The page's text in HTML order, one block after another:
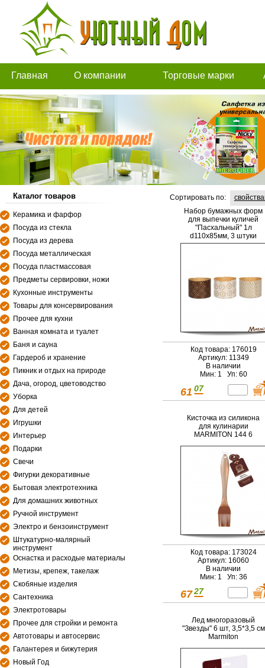
Главная О компании Торговые марки
Каталог товаров
Керамика и фарфор
Посуда из стекла
Посуда из дерева
Посуда металлическая
Посуда пластмассовая
Предметы сервировки, ножи
Кухонные инструменты
Товары для консервирования
Прочее для кухни
Ванная комната и туалет
Баня и сауна
Гардероб и хранение
Пикник и отдых на природе
Дача, огород, цветоводство
Уборка
Для детей
Игрушки
Интерьер
Подарки
Свечи
Фигурки декоративные
Бытовая электротехника
Для домашних животных
Ручной инструмент
Электро и бензоинструмент
Штукатурно-малярный
инструмент
Оснастка и расходые материалы
Метизы, крепеж, такелаж
Скобяные изделия
Сантехника
Электротовары
Прочее для стройки и ремонта
Автотовары и автосервис
Галантерея и бижутерия
Новый Год
Сортировать по:
Набор бумажных форм
для выпечки куличей
"Пасхальный" 1л
d110х85мм, 3 штуки
MARMITON
Код товара: 176019
Артикул: 11349
В наличии
Мин: 1 Уп: 60
61 07
Кисточка из силикона
для кулинарии
MARMITON 144 6
Код товара: 173024
Артикул: 16060
В наличии
Мин: 1 Уп: 36
67 27
Лед многоразовый
"Звезды" 6 шт, 3,5*3,5 см
Marmiton